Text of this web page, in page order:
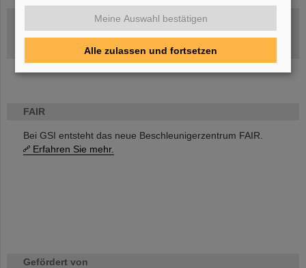
FAIR
Bei GSI entsteht das neue Beschleunigerzentrum FAIR.
Erfahren Sie mehr.
Gefördert von
GSI-FAIR Kolloquium
Aktuelle Termine
Meine Auswahl bestätigen
Alle zulassen und fortsetzen